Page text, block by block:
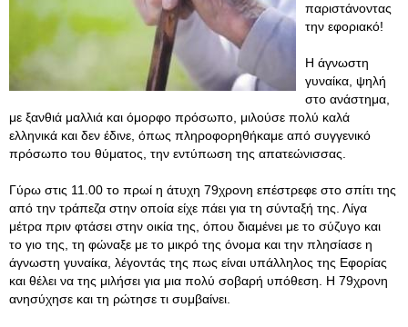
παριστάνοντας
την εφοριακό!
Η άγνωστη
γυναίκα, ψηλή
στο ανάστημα,
με ξανθιά μαλλιά και όμορφο πρόσωπο, μιλούσε πολύ καλά
ελληνικά και δεν έδινε, όπως πληροφορηθήκαμε από συγγενικό
πρόσωπο του θύματος, την εντύπωση της απατεώνισσας.
Γύρω στις 11.00 το πρωί η άτυχη 79χρονη επέστρεφε στο σπίτι της
από την τράπεζα στην οποία είχε πάει για τη σύνταξή της. Λίγα
μέτρα πριν φτάσει στην οικία της, όπου διαμένει με το σύζυγο και
το γιο της, τη φώναξε με το μικρό της όνομα και την πλησίασε η
άγνωστη γυναίκα, λέγοντάς της πως είναι υπάλληλος της Εφορίας
και θέλει να της μιλήσει για μια πολύ σοβαρή υπόθεση. Η 79χρονη
ανησύχησε και τη ρώτησε τι συμβαίνει.